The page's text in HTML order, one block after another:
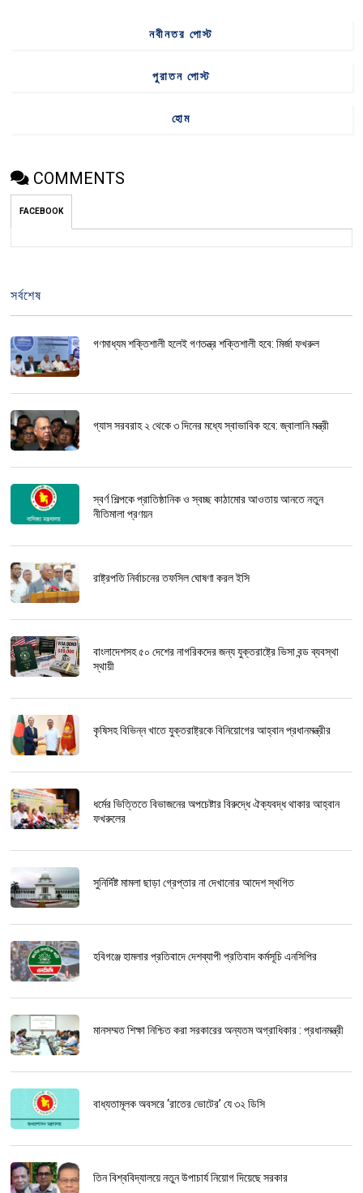
নবীনতর পোস্ট
পুরাতন পোস্ট
হোম
COMMENTS
FACEBOOK
সর্বশেষ
গণমাধ্যম শক্তিশালী হলেই গণতন্ত্র শক্তিশালী হবে: মির্জা ফখরুল
গ্যাস সরবরাহ ২ থেকে ৩ দিনের মধ্যে স্বাভাবিক হবে: জ্বালানি মন্ত্রী
স্বর্ণ শিল্পকে প্রাতিষ্ঠানিক ও স্বচ্ছ কাঠামোর আওতায় আনতে নতুন
নীতিমালা প্রণয়ন
রাষ্ট্রপতি নির্বাচনের তফসিল ঘোষণা করল ইসি
বাংলাদেশসহ ৫০ দেশের নাগরিকদের জন্য যুক্তরাষ্ট্রে ভিসা বন্ড ব্যবস্থা
স্থায়ী
কৃষিসহ বিভিন্ন খাতে যুক্তরাষ্ট্রকে বিনিয়োগের আহ্বান প্রধানমন্ত্রীর
ধর্মের ভিত্তিতে বিভাজনের অপচেষ্টার বিরুদ্ধে ঐক্যবদ্ধ থাকার আহ্বান
ফখরুলের
সুনির্দিষ্ট মামলা ছাড়া গ্রেপ্তার না দেখানোর আদেশ স্থগিত
হবিগঞ্জে হামলার প্রতিবাদে দেশব্যাপী প্রতিবাদ কর্মসূচি এনসিপির
মানসম্মত শিক্ষা নিশ্চিত করা সরকারের অন্যতম অগ্রাধিকার : প্রধানমন্ত্রী
বাধ্যতামূলক অবসরে ‘রাতের ভোটের’ যে ৩২ ডিসি
তিন বিশ্ববিদ্যালয়ে নতুন উপাচার্য নিয়োগ দিয়েছে সরকার